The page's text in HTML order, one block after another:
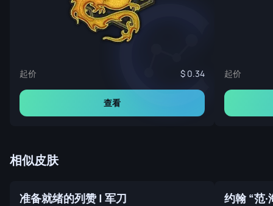
起价 0.34
查看
起价
相似皮肤
准备就绪的列赞 | 军刀 约翰 “范